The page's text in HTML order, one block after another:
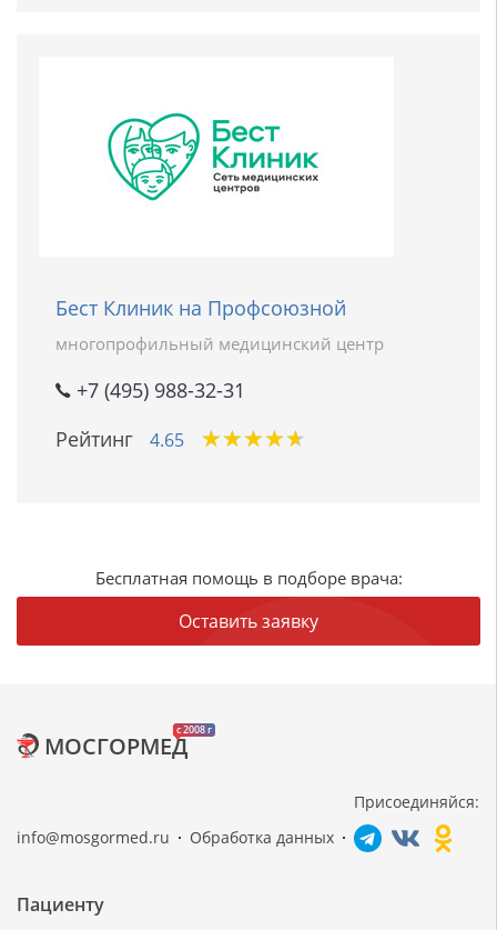
Бест Клиник на Профсоюзной
многопрофильный медицинский центр
+7 (495) 988-32-31
Рейтинг
4.65 ★★★★★
★★★★★
Бесплатная помощь в подборе врача:
Оставить заявку
c 2008 г
МОСГОРМЕД
info@mosgormed.ru Обработка данных
Присоединяйся:
Пациенту